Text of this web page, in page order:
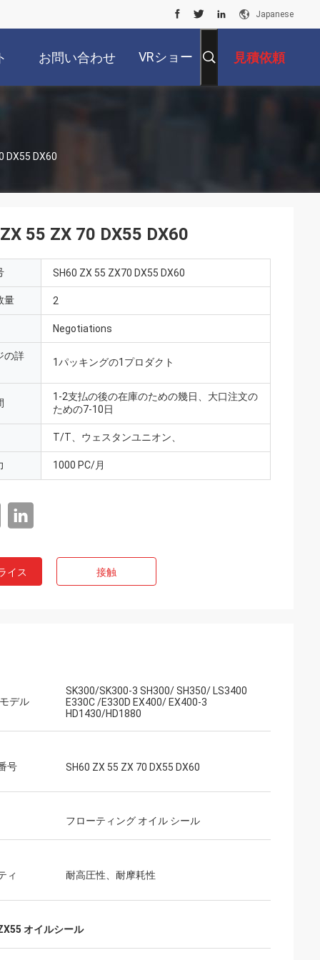
Japanese
お問い合わせ VRショー 見積依頼
DX55 DX60
55 ZX 70 DX55 DX60
SH60 ZX 55 ZX70 DX55 DX60
量 2
Negotiations
の詳
1パッキングの1プロダクト
1-2支払の後の在庫のための幾日、大口注文の
ための7-10日
T/T、ウェスタンユニオン、
1000 PC/月
イス 接触
デル
SK300/SK300-3 SH300/ SH350/ LS3400
E330C /E330D EX400/ EX400-3
HD1430/HD1880
号 SH60 ZX 55 ZX 70 DX55 DX60
フローティング オイル シール
ィ 耐高圧性、耐摩耗性
オイルシール